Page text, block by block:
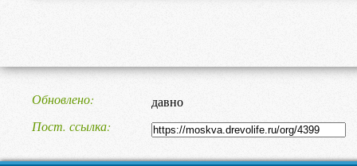
Обновлено
давно
Пост. ссылка